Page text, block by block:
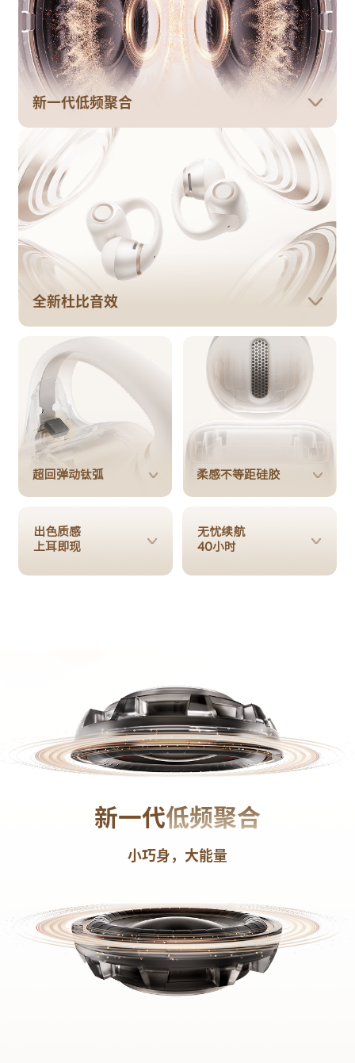
新一代低频聚合
全新杜比音效
超回弹动钛弧 柔感不等距硅胶
出色质感
上耳即现
无忧续航
40小时
新一代低频聚合
小巧身，大能量